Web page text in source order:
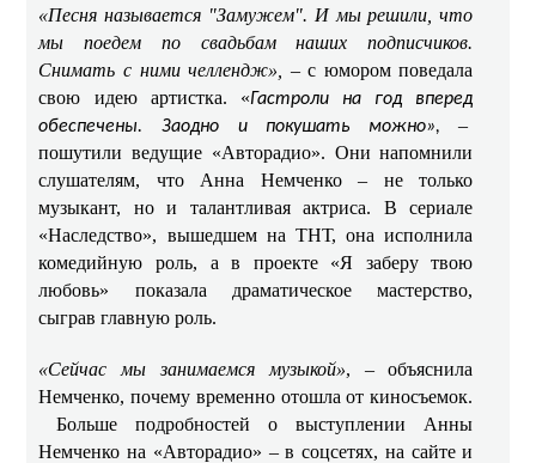
«Песня называется "Замужем". И мы решили, что
мы поедем по свадьбам наших подписчиков.
Снимать с ними челлендж»,
– с юмором поведала
свою идею артистка. «Гастроли на год вперед
обеспечены. Заодно и покушать можно»,–
пошутили ведущие «Авторадио». Они напомнили
слушателям, что Анна Немченко – не только
музыкант, но и талантливая актриса. В сериале
«Наследство», вышедшем на ТНТ, она исполнила
комедийную роль, а в проекте «Я заберу твою
любовь» показала драматическое мастерство,
сыграв главную роль. ​​
«Сейчас мы занимаемся музыкой», – объяснила
Немченко, почему временно отошла от киносъемок.
​ Больше подробностей о выступлении Анны
Немченко на «Авторадио» – в соцсетях, на сайте и